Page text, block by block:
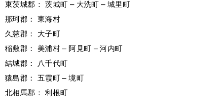
東茨城郡： 茨城町 – 大洗町 – 城里町
那珂郡： 東海村
久慈郡： 大子町
稲敷郡： 美浦村 – 阿見町 – 河内町
結城郡： 八千代町
猿島郡： 五霞町 – 境町
北相馬郡： 利根町